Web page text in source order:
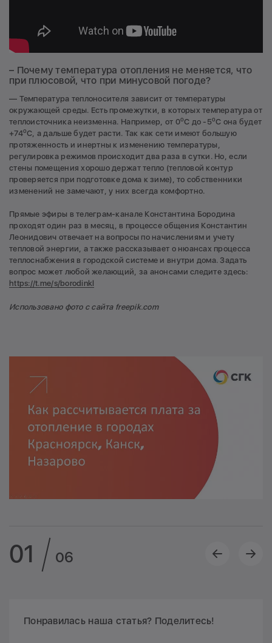
– Почему температура отопления не меняется, что
при плюсовой, что при минусовой погоде?
— Температура теплоносителя зависит от температуры
окружающей среды. Есть промежутки, в которых температура от
теплоисточника неизменна. Например, от 0оС до -5оС она будет
+74оС, а дальше будет расти. Так как сети имеют большую
протяженность и инертны к изменению температуры,
регулировка режимов происходит два раза в сутки. Но, если
стены помещения хорошо держат тепло (тепловой контур
проверяется при подготовке дома к зиме), то собственники
изменений не замечают, у них всегда комфортно.
Прямые эфиры в телеграм-канале Константина Бородина
проходят один раз в месяц, в процессе общения Константин
Леонидович отвечает на вопросы по начислениям и учету
тепловой энергии, а также рассказывает о нюансах процесса
теплоснабжения в городской системе и внутри дома. Задать
вопрос может любой желающий, за анонсами следите здесь:
https://t.me/s/borodinkl
Использовано фото с сайта freepik.com
01 06
Понравилась наша статья? Поделитесь!